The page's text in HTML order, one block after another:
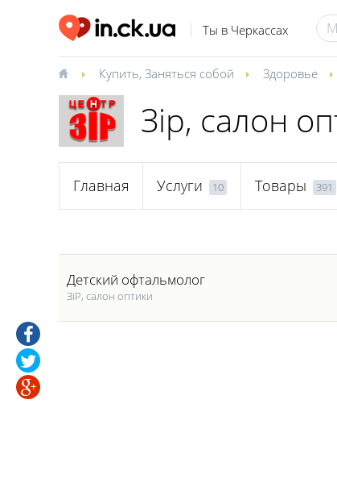
Ты в Черкассах
Купить, Заняться собой Здоровье
Зір, салон
Главная Услуги 10 Товары 391
Детский офтальмолог
ЗіР, салон оптики